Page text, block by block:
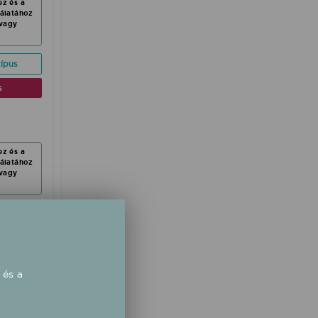
és a
és a
a